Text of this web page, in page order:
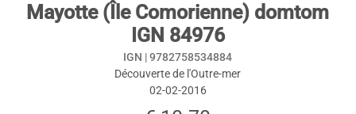
Mayotte (Île Comorienne) domtom
IGN 84976
IGN |9782758534884
Découverte de l'Outre-mer
02-02-2016